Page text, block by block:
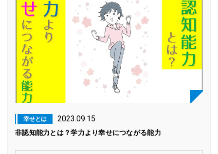
幸せとは 2023.09.15
非認知能力とは？学力より幸せにつながる能力